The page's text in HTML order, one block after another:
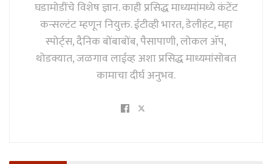
घडामोडींचे विशेष ज्ञान. काही प्रसिद्ध माध्यमांमध्ये कंटेंट
कन्सल्टंट म्हणून नियुक्त. ईटीव्ही भारत, डेलीहंट, महा
स्पोर्ट्स, दैनिक बोंबाबोंब, पैसापाणी, लोकल अ‍ॅप,
थोडक्यात, जळगाव लाईव्ह अशा प्रसिद्ध माध्यमांसोबत
कामाचा दीर्घ अनुभव.